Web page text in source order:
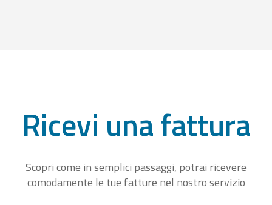
Ricevi una fattura
Scopri come in semplici passaggi, potrai ricevere
comodamente le tue fatture nel nostro servizio